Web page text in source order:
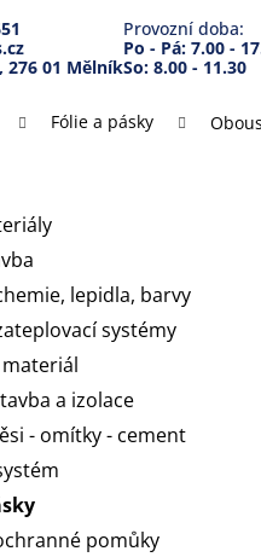
276 01 Mělník
Provozní doba:
Po - Pá: 7.00 -
So: 8.00 - 11.30
Fólie a pásky
lepidla, barvy
systémy
a izolace
- omítky - cement
pomůky